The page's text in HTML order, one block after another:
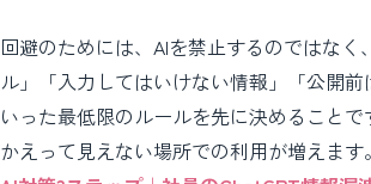
回避のためには、AIを禁止するのではなく
ル」「入力してはいけない情報」「公開前
いった最低限のルールを先に決めることで
かえって見えない場所での利用が増えます